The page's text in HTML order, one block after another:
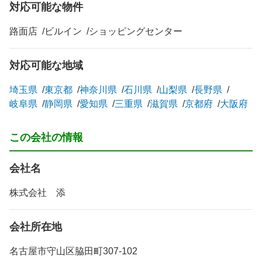
対応可能な物件
路面店 ビルイン ショッピングセンター
対応可能な地域
埼玉県 東京都 神奈川県 石川県 山梨県
長野県
岐阜県
静岡県 愛知県 三重県 滋賀県 京都府 大阪府
この会社の情報
会社名
株式会社 添
会社所在地
名古屋市守山区脇田町307-102